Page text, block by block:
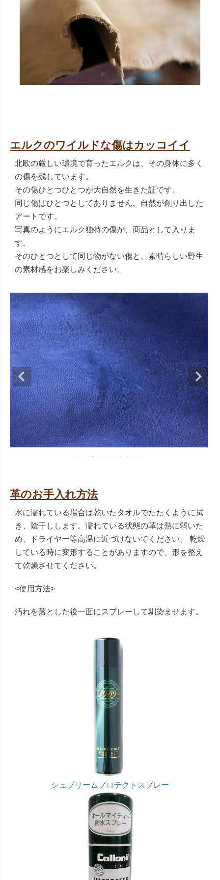
エルクのワイルドな傷はカッコイイ
北欧の厳しい環境で育ったエルクは、その身体に多く
の傷を残しています。
その傷ひとつひとつが大自然を生きた証です。
同じ傷はひとつとしてありません。自然が創り出した
アートです。
写真のようにエルク独特の傷が、商品として入りま
す。
そのひとつとして同じ物がない傷と、素晴らしい野生
の素材感をお楽しみください。
革のお手入れ方法
水に濡れている場合は乾いたタオルでたたくように拭
き、陰干しします。濡れている状態の革は熱に弱いた
め、ドライヤー等高温に近づけないでください。 乾燥
している時に変形することがありますので、形を整え
て乾燥させてください。
<使用方法>
汚れを落とした後一面にスプレーして馴染ませます。
シュプリームプロテクトスプレー